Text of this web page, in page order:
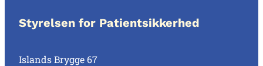
Styrelsen for Patientsikkerhed
Islands Brygge 67